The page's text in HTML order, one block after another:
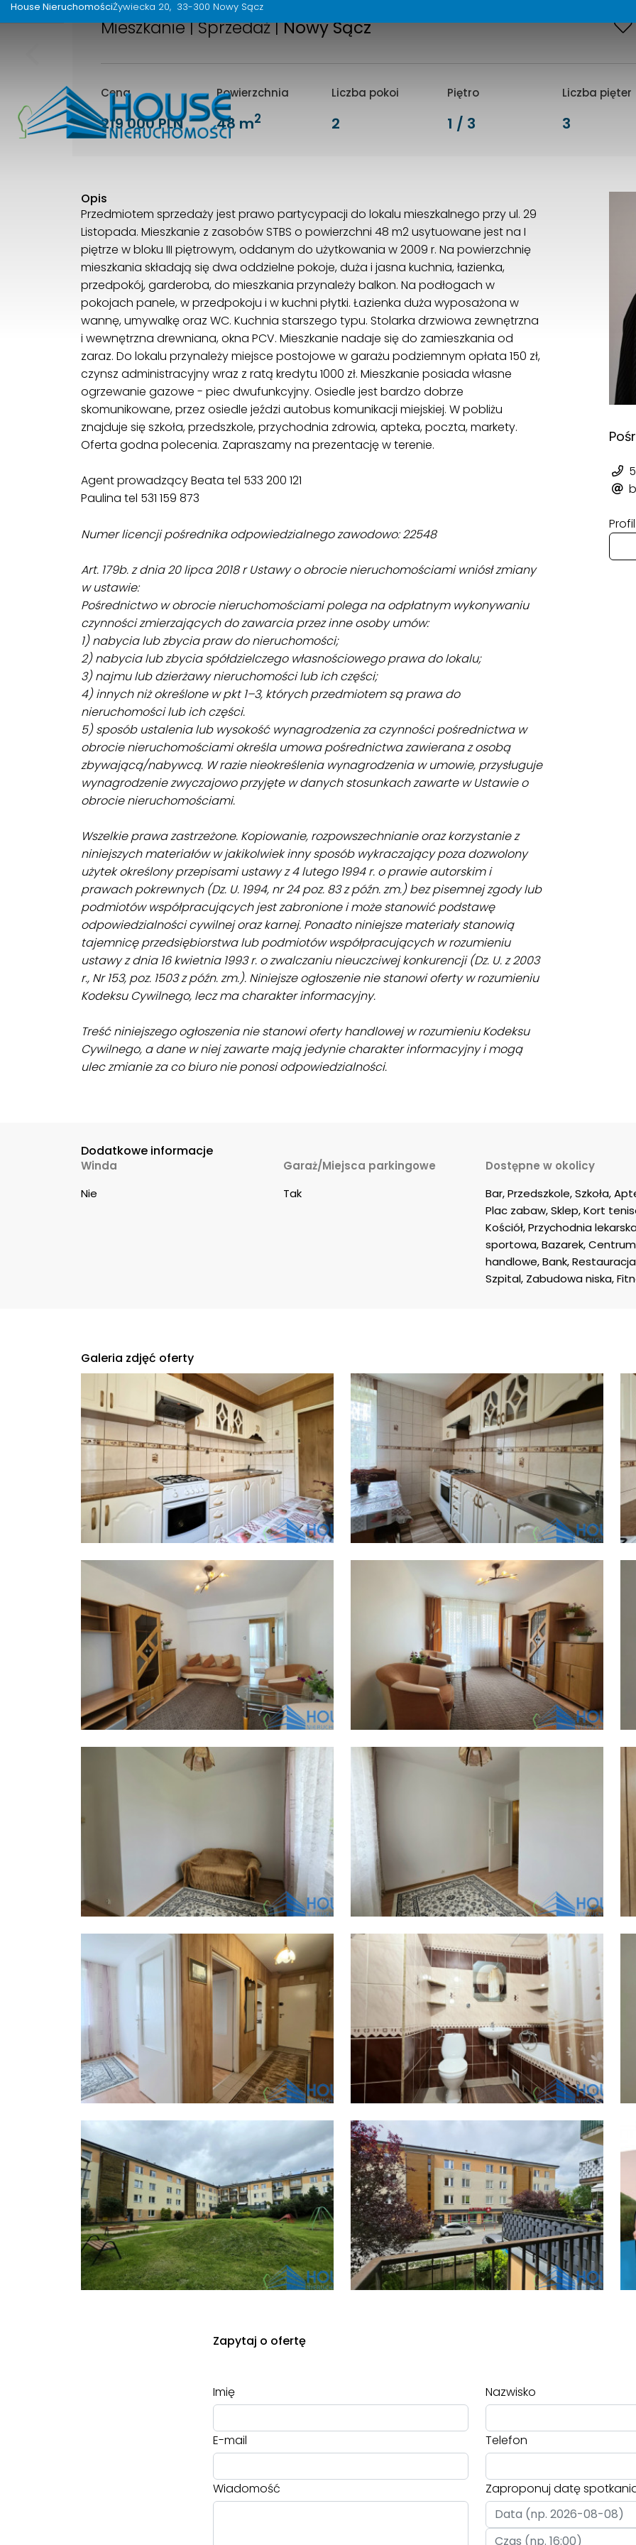
House NieruchomościŻywiecka 20 33-300 Nowy Sącz
Mieszkanie | Sprzedaż |Nowy Sącz
Cena
219 000 PLN
Powierzchnia
48 m2
Liczba pokoi
2
Piętro
1 / 3
Liczba pięter
3
Opis
Przedmiotem sprzedaży jest prawo partycypacji do lokalu mieszkalnego przy ul. 29
Listopada. Mieszkanie z zasobów STBS o powierzchni 48 m2 usytuowane jest na I
piętrze w bloku III piętrowym, oddanym do użytkowania w 2009 r. Na powierzchnię
mieszkania składają się dwa oddzielne pokoje, duża i jasna kuchnia, łazienka,
przedpokój, garderoba, do mieszkania przynależy balkon. Na podłogach w
pokojach panele, w przedpokoju i w kuchni płytki. Łazienka duża wyposażona w
wannę, umywalkę oraz WC. Kuchnia starszego typu. Stolarka drzwiowa zewnętrzna
i wewnętrzna drewniana, okna PCV. Mieszkanie nadaje się do zamieszkania od
zaraz. Do lokalu przynależy miejsce postojowe w garażu podziemnym opłata 150 zł,
czynsz administracyjny wraz z ratą kredytu 1000 zł. Mieszkanie posiada własne
ogrzewanie gazowe - piec dwufunkcyjny. Osiedle jest bardzo dobrze
skomunikowane, przez osiedle jeździ autobus komunikacji miejskiej. W pobliżu
znajduje się szkoła, przedszkole, przychodnia zdrowia, apteka, poczta, markety.
Oferta godna polecenia. Zapraszamy na prezentację w terenie.
Agent prowadzący Beata tel 533 200 121
Paulina tel 531 159 873
Numer licencji pośrednika odpowiedzialnego zawodowo: 22548
Art. 179b. z dnia 20 lipca 2018 r Ustawy o obrocie nieruchomościami wniósł zmiany
w ustawie:
Pośrednictwo w obrocie nieruchomościami polega na odpłatnym wykonywaniu
czynności zmierzających do zawarcia przez inne osoby umów:
1) nabycia lub zbycia praw do nieruchomości;
2) nabycia lub zbycia spółdzielczego własnościowego prawa do lokalu;
3) najmu lub dzierżawy nieruchomości lub ich części;
4) innych niż określone w pkt 1–3, których przedmiotem są prawa do
nieruchomości lub ich części.
5) sposób ustalenia lub wysokość wynagrodzenia za czynności pośrednictwa w
obrocie nieruchomościami określa umowa pośrednictwa zawierana z osobą
zbywającą/nabywcą. W razie nieokreślenia wynagrodzenia w umowie, przysługuje
wynagrodzenie zwyczajowo przyjęte w danych stosunkach zawarte w Ustawie o
obrocie nieruchomościami.
Wszelkie prawa zastrzeżone. Kopiowanie, rozpowszechnianie oraz korzystanie z
niniejszych materiałów w jakikolwiek inny sposób wykraczający poza dozwolony
użytek określony przepisami ustawy z 4 lutego 1994 r. o prawie autorskim i
prawach pokrewnych (Dz. U. 1994, nr 24 poz. 83 z późn. zm.) bez pisemnej zgody lub
podmiotów współpracujących jest zabronione i może stanowić podstawę
odpowiedzialności cywilnej oraz karnej. Ponadto niniejsze materiały stanowią
tajemnicę przedsiębiorstwa lub podmiotów współpracujących w rozumieniu
ustawy z dnia 16 kwietnia 1993 r. o zwalczaniu nieuczciwej konkurencji (Dz. U. z 2003
r., Nr 153, poz. 1503 z późn. zm.). Niniejsze ogłoszenie nie stanowi oferty w rozumieniu
Kodeksu Cywilnego, lecz ma charakter informacyjny.
Treść niniejszego ogłoszenia nie stanowi oferty handlowej w rozumieniu Kodeksu
Cywilnego, a dane w niej zawarte mają jedynie charakter informacyjny i mogą
ulec zmianie za co biuro nie ponosi odpowiedzialności.
Dodatkowe informacje
Winda
Nie
Garaż/Miejsca parkingowe
Tak
Dostępne w okolicy
Bar, Przedszkole, Szkoła,
Plac zabaw, Sklep, Kort
Kościół, Przychodnia
sportowa, Bazarek,
handlowe, Bank,
Szpital, Zabudowa niska,
Galeria zdjęć oferty
Zapytaj o ofertę
Imię Nazwisko
E-mail Telefon
Wiadomość Zaproponuj datę